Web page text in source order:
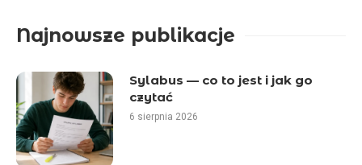
Najnowsze publikacje
Sylabus — co to jest i jak go
czytać
6 sierpnia 2026